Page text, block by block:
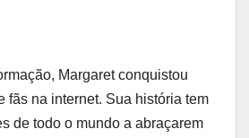
Margaret conquistou
fãs na internet. Sua história tem
de todo o mundo a abraçarem